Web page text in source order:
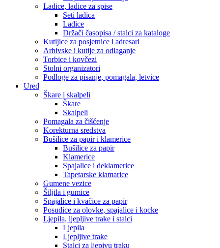
Ladice, ladice za spise
Seti ladica
Ladice
Držači časopisa / stalci za kataloge
Kutijice za posjetnice i adresari
Arhivske i kutije za odlaganje
Torbice i kovčezi
Stolni organizatori
Podloge za pisanje, pomagala, letvice
Ured
Škare i skalpeli
Škare
Skalpeli
Pomagala za čišćenje
Korekturna sredstva
Bušilice za papir i klamerice
Bušilice za papir
Klamerice
Spajalice i deklamerice
Tapetarske klamarice
Gumene vezice
Šiljila i gumice
Spajalice i kvačice za papir
Posudice za olovke, spajalice i kocke
Ljepila, ljepljive trake i stalci
Ljepila
Ljepljive trake
Stalci za ljepivu traku